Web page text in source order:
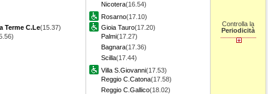
Terme C.Le(15.37)
Nicotera(16.54)
Rosarno(17.10)
Gioia Tauro(17.20)
Palmi(17.27)
Bagnara(17.36)
Scilla(17.44)
Villa S.Giovanni(17.53)
Reggio C.Catona(17.58)
Reggio C.Gallico(18.02)
Controlla la
Periodicità